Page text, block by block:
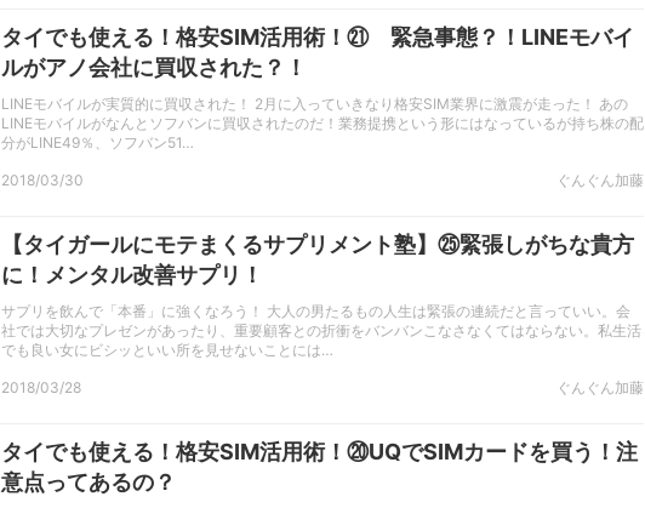
タイでも使える！格安SIM活用術！㉑ 緊急事態？！LINEモバイ
ルがアノ会社に買収された？！
LINEモバイルが実質的に買収された！ 2月に入っていきなり格安SIM業界に激震が走った！ あの
LINEモバイルがなんとソフバンに買収されたのだ！業務提携という形にはなっているが持ち株の配
分がLINE49％、ソフバン51…
2018/03/30 ぐんぐん加藤
【タイガールにモテまくるサプリメント塾】㉕緊張しがちな貴方
に！メンタル改善サプリ！
サプリを飲んで「本番」に強くなろう！ 大人の男たるもの人生は緊張の連続だと言っていい。会
社では大切なプレゼンがあったり、重要顧客との折衝をバンバンこなさなくてはならない。私生活
でも良い女にビシッといい所を見せないことには…
2018/03/28 ぐんぐん加藤
タイでも使える！格安SIM活用術！⑳UQでSIMカードを買う！注
意点ってあるの？